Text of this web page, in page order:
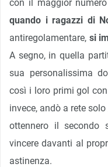
con il maggior
quando i ragazzi di
antiregolamentare, si
A segno, in quella
sua personalissima
così i loro primi gol
invece, andò a rete
ottennero il secondo
vincere davanti al
astinenza.